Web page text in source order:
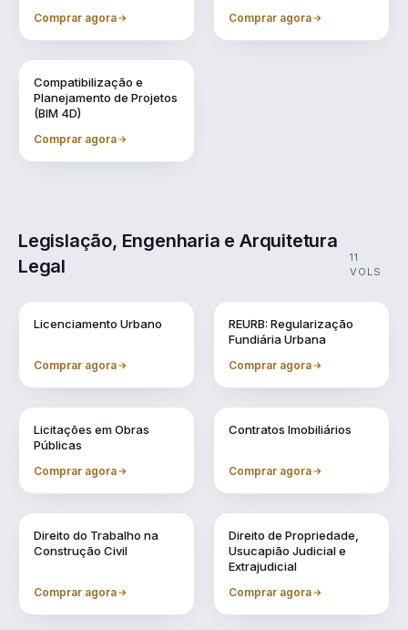
Comprar agora Comprar agora
Compatibilização e
Planejamento de Projetos
(BIM 4D)
Comprar agora
Legislação, Engenharia e Arquitetura
Legal
11
VOLS
Licenciamento Urbano
Comprar agora
REURB: Regularização
Fundiária Urbana
Comprar agora
Licitações em Obras
Públicas
Comprar agora
Contratos Imobiliários
Comprar agora
Direito do Trabalho na
Construção Civil
Comprar agora
Direito de Propriedade,
Usucapião Judicial e
Extrajudicial
Comprar agora